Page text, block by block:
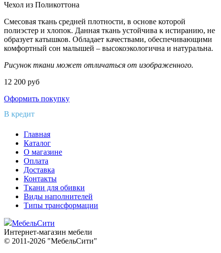
Чехол из Поликоттона
Смесовая ткань средней плотности, в основе которой
полиэстер и хлопок. Данная ткань устойчива к истиранию, не
образует катышков. Обладает качествами, обеспечивающими
комфортный сон малышей – высокоэкологична и натуральна.
Рисунок ткани может отличаться от изображенного.
12 200 руб
Оформить покупку
В кредит
Главная
Каталог
О магазине
Оплата
Доставка
Контакты
Ткани для обивки
Виды наполнителей
Типы трансформации
МебельСити
Интернет-магазин мебели
© 2011-2026 "МебельСити"